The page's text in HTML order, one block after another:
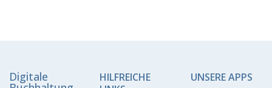
Digitale
HILFREICHE
UNSERE APPS